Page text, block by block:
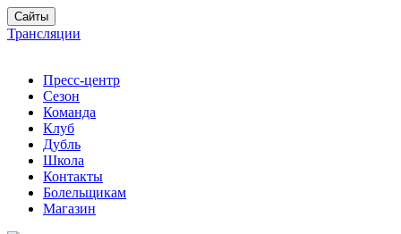
Сайты
Трансляции
Пресс-центр
Сезон
Команда
Клуб
Дубль
Школа
Контакты
Болельщикам
Магазин